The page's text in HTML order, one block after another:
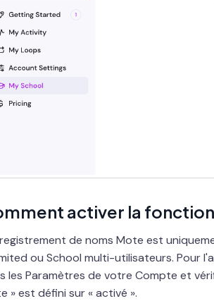
activer la
de noms Mote est
ou School multi-utilisateurs. Pour
les Paramètres de votre Compte et
» est défini sur « activé ».